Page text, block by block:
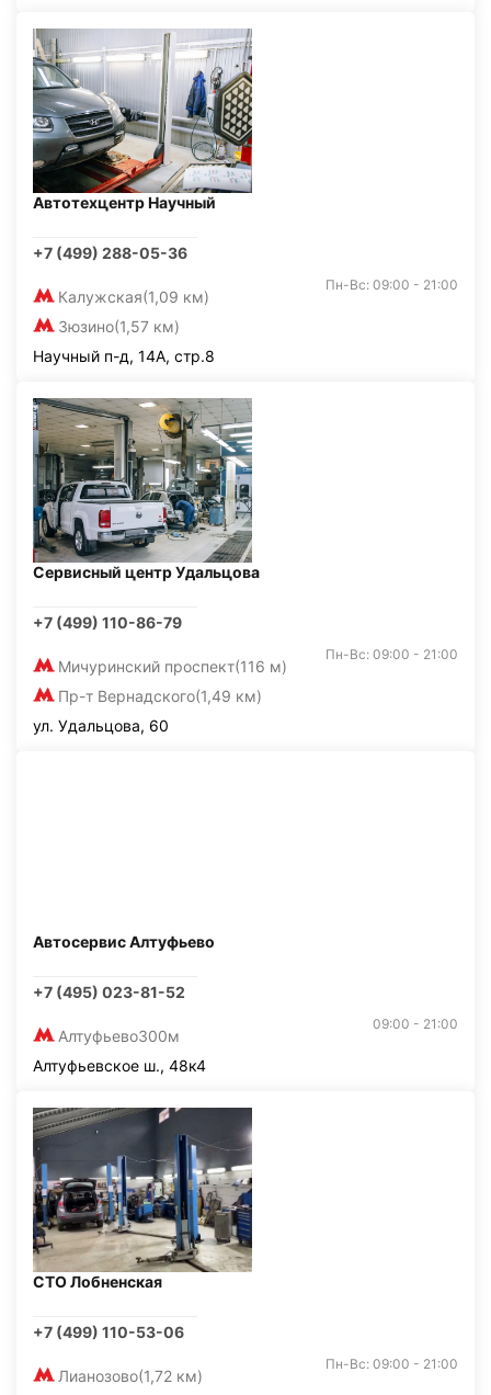
Автотехцентр Научный
+7 (499) 288-05-36
Калужская(1,09 км)
Зюзино(1,57 км)
Пн-Вс: 09:00 - 21:00
Научный п-д, 14А, стр.8
Сервисный центр Удальцова
+7 (499) 110-86-79
Мичуринский проспект(116 м)
Пр-т Вернадского(1,49 км)
Пн-Вс: 09:00 - 21:00
ул. Удальцова, 60
Автосервис Алтуфьево
+7 (495) 023-81-52
Алтуфьево300м
09:00 - 21:00
Алтуфьевское ш., 48к4
СТО Лобненская
+7 (499) 110-53-06
Лианозово(1,72 км)
Пн-Вс: 09:00 - 21:00